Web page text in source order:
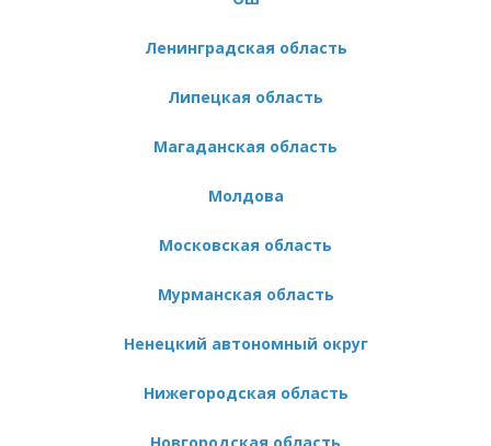
Ленинградская область
Липецкая область
Магаданская область
Молдова
Московская область
Мурманская область
Ненецкий автономный округ
Нижегородская область